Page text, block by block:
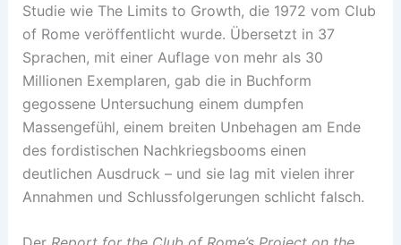
Studie wie The Limits to Growth, die 1972 vom Club
of Rome veröffentlicht wurde. Übersetzt in 37
Sprachen, mit einer Auflage von mehr als 30
Millionen Exemplaren, gab die in Buchform
gegossene Untersuchung einem dumpfen
Massengefühl, einem breiten Unbehagen am Ende
des fordistischen Nachkriegsbooms einen
deutlichen Ausdruck – und sie lag mit vielen ihrer
Annahmen und Schlussfolgerungen schlicht falsch.